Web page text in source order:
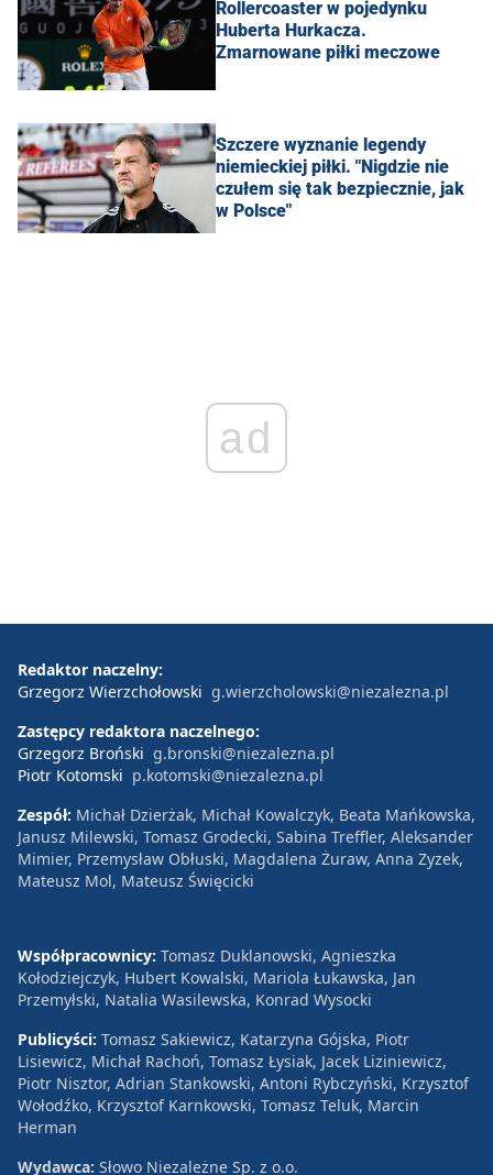
Rollercoaster w pojedynku
Huberta Hurkacza.
Zmarnowane piłki meczowe
Szczere wyznanie legendy
niemieckiej piłki. "Nigdzie nie
czułem się tak bezpiecznie, jak
w Polsce"
ad
Redaktor naczelny:
Grzegorz Wierzchołowski g.wierzcholowski@niezalezna.pl
Zastępcy redaktora naczelnego:
Grzegorz Broński g.bronski@niezalezna.pl
Piotr Kotomski p.kotomski@niezalezna.pl
Zespół: Michał Dzierżak, Michał Kowalczyk, Beata Mańkowska,
Janusz Milewski, Tomasz Grodecki, Sabina Treffler, Aleksander
Mimier, Przemysław Obłuski, Magdalena Żuraw, Anna Zyzek,
Mateusz Mol, Mateusz Święcicki
Współpracownicy: Tomasz Duklanowski, Agnieszka
Kołodziejczyk, Hubert Kowalski, Mariola Łukawska, Jan
Przemyłski, Natalia Wasilewska, Konrad Wysocki
Publicyści: Tomasz Sakiewicz, Katarzyna Gójska, Piotr
Lisiewicz, Michał Rachoń, Tomasz Łysiak, Jacek Liziniewicz,
Piotr Nisztor, Adrian Stankowski, Antoni Rybczyński, Krzysztof
Wołodźko, Krzysztof Karnkowski, Tomasz Teluk, Marcin
Herman
Wydawca: Słowo Niezależne Sp. z o.o.